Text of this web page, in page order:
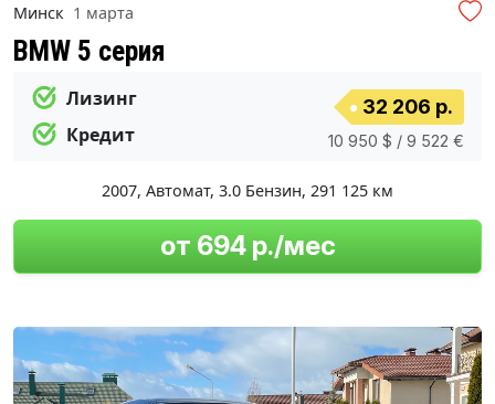
Минск 1 марта
BMW 5 серия
Лизинг
Кредит
32 206 р.
10 950 $ / 9 522 €
2007, Автомат, 3.0 Бензин, 291 125 км
от 694 р./мес